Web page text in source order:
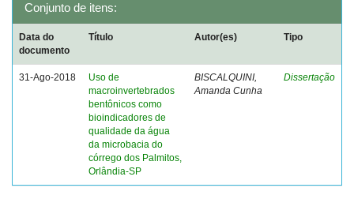
Conjunto de itens:
Data do
documento
Título Autor(es) Tipo
31-Ago-2018
Uso de
macroinvertebrados
bentônicos como
bioindicadores de
qualidade da água
da microbacia do
córrego dos Palmitos,
Orlândia-SP
BISCALQUINI,
Amanda Cunha
Dissertação